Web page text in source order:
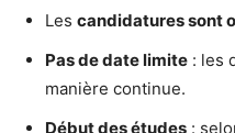
Les candidatures sont
Pas de date limite : les
manière continue.
Début des études :